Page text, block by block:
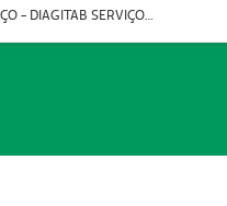
MUDANÇA DE ENDEREÇO - DIAGITAB SERVIÇOS MÉDICOS LTDA (54003267-5)